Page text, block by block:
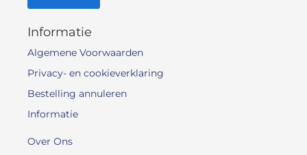
Informatie
Algemene Voorwaarden
Privacy- en cookieverklaring
Bestelling annuleren
Informatie
Over Ons